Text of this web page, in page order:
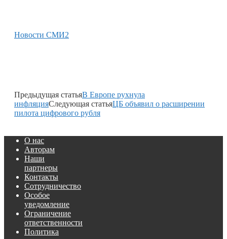
Новости СМИ2
Предыдущая статьяВ Европе рухнула
инфляцияСледующая статьяЦБ объявил о расширении
пилота цифрового рубля
О нас
Авторам
Наши
партнеры
Контакты
Сотрудничество
Особое
уведомление
Ограничение
ответственности
Политика